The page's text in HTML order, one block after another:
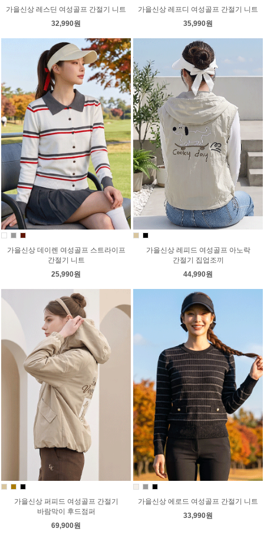
가을신상 레스딘 여성골프 간절기 니트
32,990원
가을신상 레프디 여성골프 간절기 니트
35,990원
가을신상 데이렌 여성골프 스트라이프
간절기 니트
25,990원
가을신상 레피드 여성골프 아노락
간절기 집업조끼
44,990원
가을신상 퍼피드 여성골프 간절기
바람막이 후드점퍼
69,900원
가을신상 에로드 여성골프 간절기 니트
33,990원